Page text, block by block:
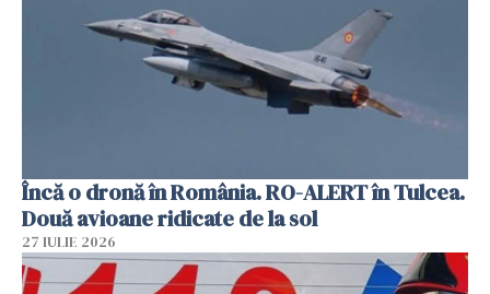
Încă o dronă în România. RO-ALERT în Tulcea.
Două avioane ridicate de la sol
27 IULIE 2026